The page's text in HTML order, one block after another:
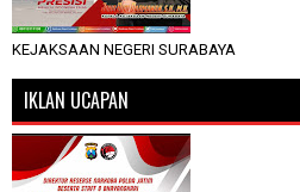
KEJAKSAAN NEGERI SURABAYA
IKLAN UCAPAN